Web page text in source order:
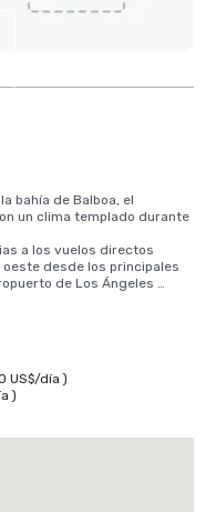
bahía de Balboa, el
un clima templado durante
a los vuelos directos
desde los principales
de Los Ángeles
el aeropuerto del condado
15 minutos
minutos
minutos
millas/35 minutos
US$/día )
)